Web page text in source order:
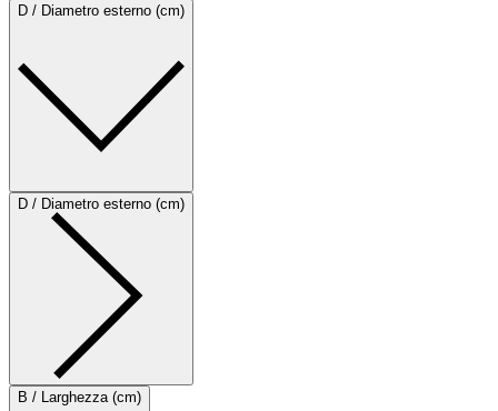
D / Diametro esterno (cm)
D / Diametro esterno (cm)
B / Larghezza (cm)